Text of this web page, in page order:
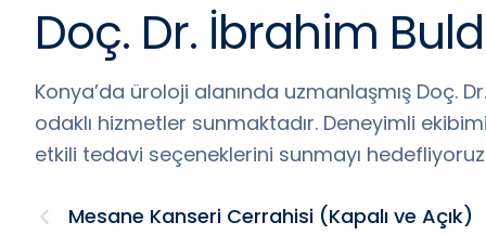
Doç. Dr. İbrahim
Konya’da üroloji alanında uzmanlaşmış
odaklı hizmetler sunmaktadır. Deneyimli
etkili tedavi seçeneklerini sunmayı
Mesane Kanseri Cerrahisi (Kapalı ve Açık)